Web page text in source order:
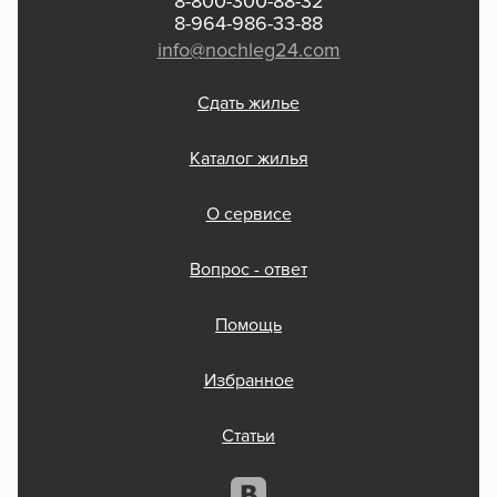
8-964-986-33-88
info@nochleg24.com
Сдать жилье
Каталог жилья
О сервисе
Вопрос - ответ
Помощь
Избранное
Статьи